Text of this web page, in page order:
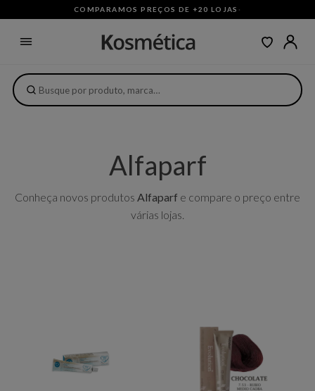
COMPARAMOS PREÇOS DE +20 LOJAS ·
Alfaparf
Conheça novos produtos Alfaparf e compare o preço entre
várias lojas.